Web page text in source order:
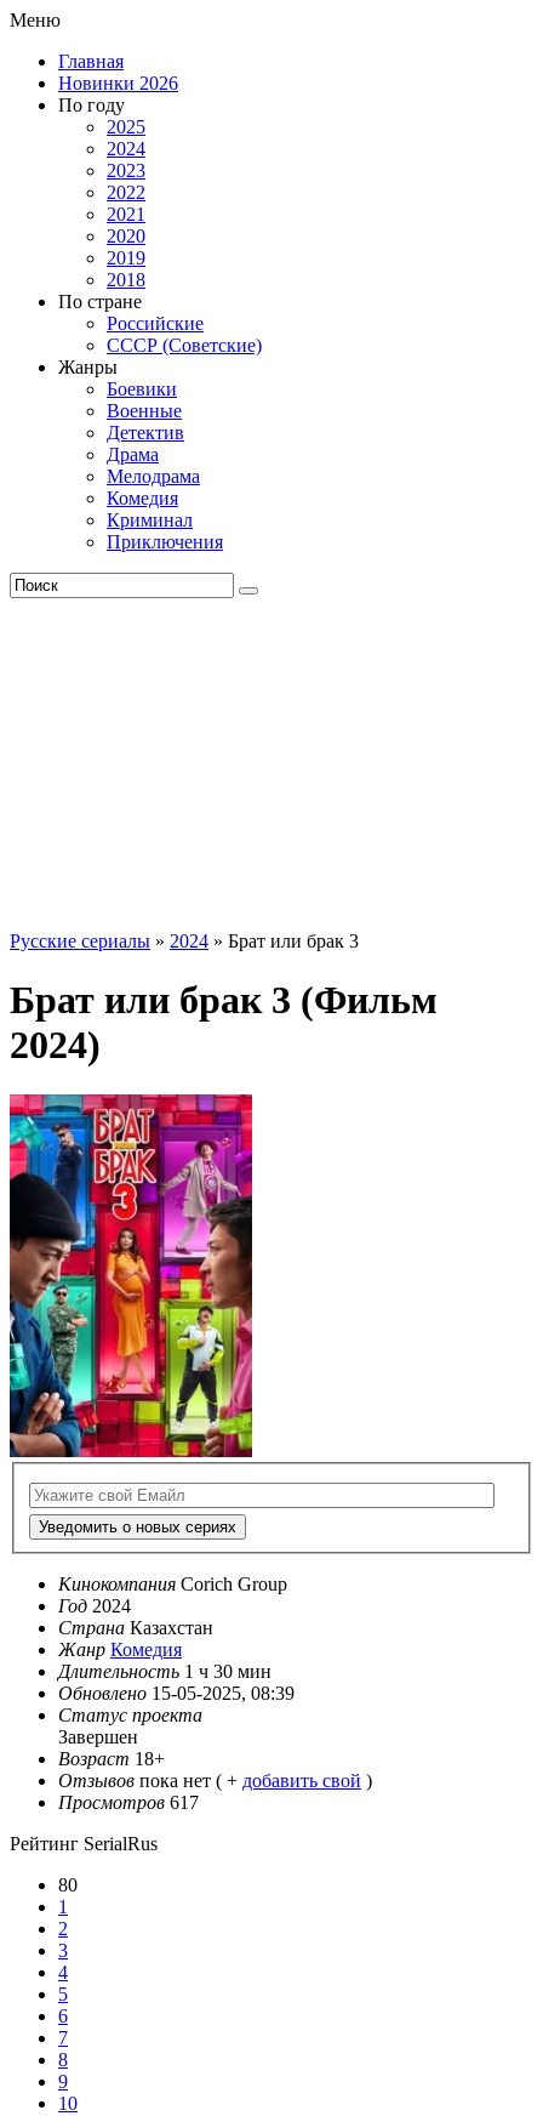
Меню
Главная
Новинки 2026
По году
2025
2024
2023
2022
2021
2020
2019
2018
По стране
Российские
СССР (Советские)
Жанры
Боевики
Военные
Детектив
Драма
Мелодрама
Комедия
Криминал
Приключения
Русские сериалы » 2024 » Брат или брак 3
Брат или брак 3 (Фильм
2024)
Уведомить о новых сериях
Кинокомпания Corich Group
Год 2024
Страна Казахстан
Жанр Комедия
Длительность 1 ч 30 мин
Обновлено 15-05-2025, 08:39
Статус проекта
Завершен
Возраст 18+
Отзывов пока нет ( + добавить свой )
Просмотров 617
Рейтинг SerialRus
80
1
2
3
4
5
6
7
8
9
10